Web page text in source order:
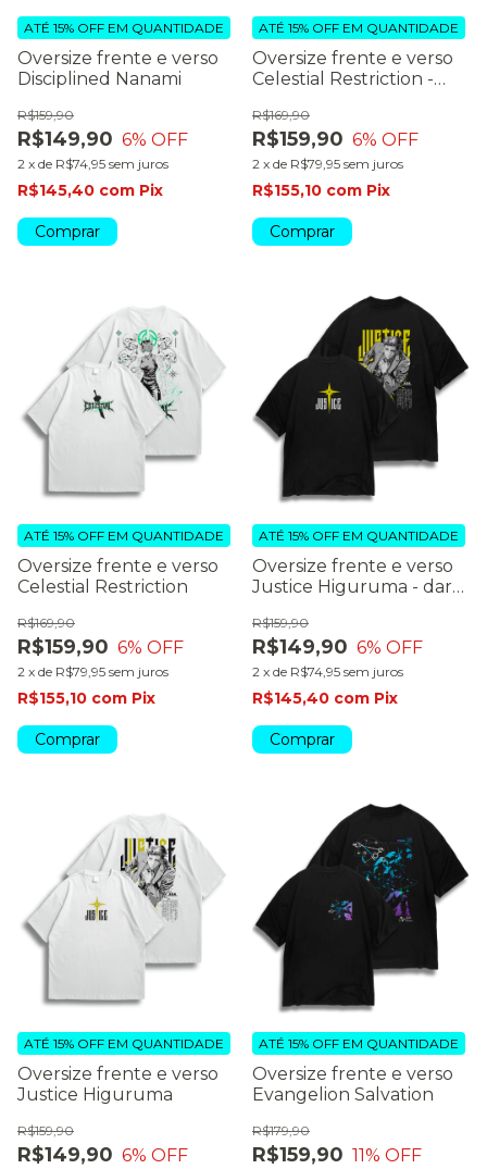
Oversize frente e verso
Disciplined Nanami
R$149,90
R$159,90
6% OFF
2 x de R$74,95 sem juros
ATÉ 15% OFF EM QUANTIDADE
R$145,40 com Pix
Comprar
Oversize frente e verso
Celestial Restriction -
R$159,90
R$169,90
6% OFF
2 x de R$79,95 sem juros
ATÉ 15% OFF EM QUANTIDADE
R$155,10 com Pix
Comprar
Oversize frente e verso
Celestial Restriction
R$159,90
R$169,90
6% OFF
2 x de R$79,95 sem juros
ATÉ 15% OFF EM QUANTIDADE
R$155,10 com Pix
Comprar
Oversize frente e verso
Justice Higuruma - dark
R$149,90
R$159,90
6% OFF
2 x de R$74,95 sem juros
ATÉ 15% OFF EM QUANTIDADE
R$145,40 com Pix
Comprar
Oversize frente e verso
Justice Higuruma
R$149,90
R$159,90
6% OFF
ATÉ 15% OFF EM QUANTIDADE
Oversize frente e verso
Evangelion Salvation
R$159,90
R$179,90
11% OFF
ATÉ 15% OFF EM QUANTIDADE